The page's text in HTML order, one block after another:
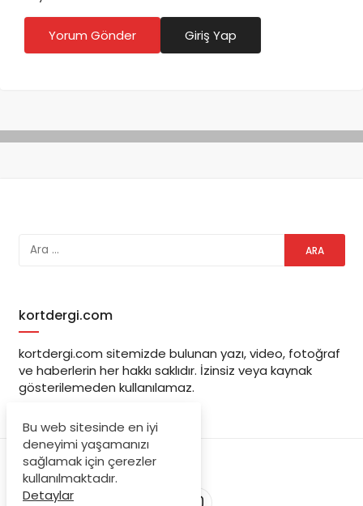
Yorum Gönder Giriş Yap
kortdergi.com
kortdergi.com sitemizde bulunan yazı, video, fotoğraf
ve haberlerin her hakkı saklıdır. İzinsiz veya kaynak
gösterilemeden kullanılamaz.
Bu web sitesinde en iyi
deneyimi yaşamanızı
sağlamak için çerezler
kullanılmaktadır.
Detaylar